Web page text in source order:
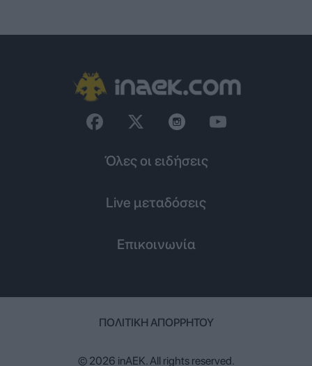
Όλες οι ειδήσεις
Live μεταδόσεις
Επικοινωνία
ΠΟΛΙΤΙΚΉ ΑΠΟΡΡΉΤΟΥ
© 2026 inAEK. All rights reserved.